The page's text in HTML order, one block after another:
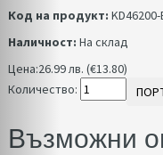
Код на продукт: KD46200-
Наличност: На склад
Цена:26.99 лв. (€13.80)
Количество:
Възможни